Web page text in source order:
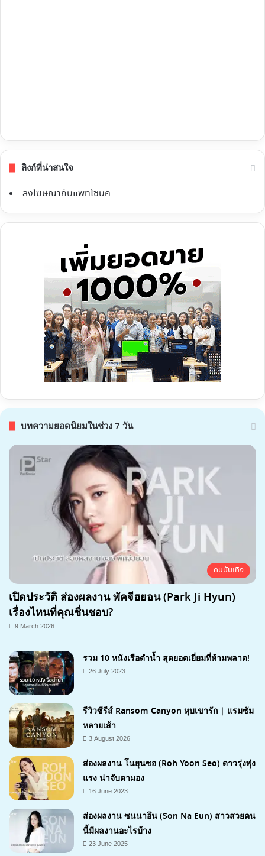
ลิงก์ที่น่าสนใจ
ลงโฆษณากับแพทโซนิค
บทความยอดนิยมในช่วง 7 วัน
คนบันเทิง
เปิดประวัติ ส่องผลงาน พัคจีฮยอน (Park Ji Hyun)
เรื่องไหนที่คุณชื่นชอบ?
9 March 2026
รวม 10 หนังเรือดำน้ำ สุดยอดเยี่ยมที่ห้ามพลาด!
26 July 2023
7.1
รีวิวซีรีส์ Ransom Canyon หุบเขารัก | แรมซัม
หลายเส้า
3 August 2026
ส่องผลงาน โนยุนซอ (Roh Yoon Seo) ดาวรุ่งพุ่ง
แรง น่าจับตามอง
16 June 2023
ส่องผลงาน ซนนาอึน (Son Na Eun) สาวสวยคน
นี้มีผลงานอะไรบ้าง
23 June 2025